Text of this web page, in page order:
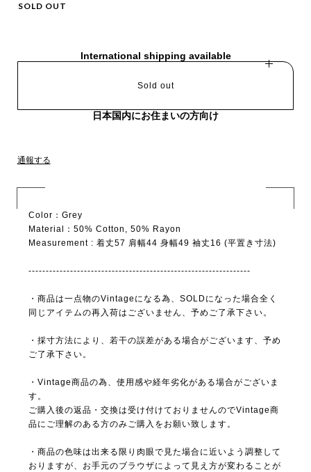
SOLD OUT
International shipping available
Sold out
日本国内にお住まいの方向け
通報する
Color：Grey
Material：50% Cotton, 50% Rayon
Measurement : 着丈57 肩幅44 身幅49 袖丈16 (平置き寸法)
----------------------------------------------------------------
・商品は一点物のVintageになる為、SOLDになった場合全く
同じアイテムの再入荷はございません、予めご了承下さい。
・採寸方法により、若干の誤差がある場合がございます、予め
ご了承下さい。
・Vintage商品の為、使用感や経年劣化がある場合がございま
す。
ご購入後の返品・交換は受け付けておりませんのでVintage商
品にご理解のある方のみご購入をお願い致します。
・商品の色味は出来る限り肉眼で見た場合に近いよう調整して
おりますが、お手元のブラウザによって見え方が変わることが